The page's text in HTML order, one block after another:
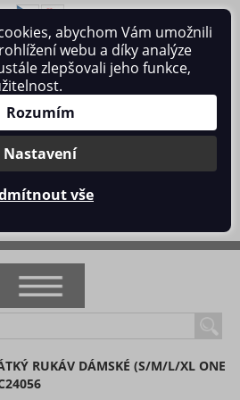
Ochrana osobních údajů
Kontakt
se/Registrace
RUKÁV DÁMSKÉ (S/M/L/XL ONE
abychom Vám umožnili
webu a díky analýze
zlepšovali jeho funkce,
Rozumím
Nastavení
vše